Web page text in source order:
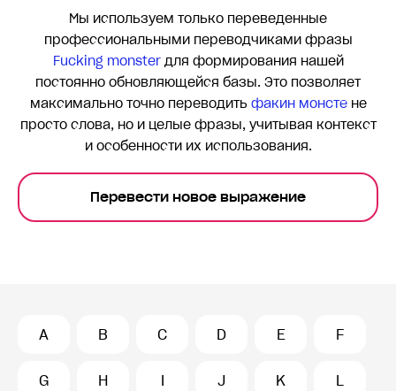
Мы используем только переведенные
профессиональными переводчиками фразы
Fucking monsterдля формирования нашей
постоянно обновляющейся базы. Это позволяет
максимально точно переводить факин монстене
просто слова, но и целые фразы, учитывая контекст
и особенности их использования.
Перевести новое выражение
A B C D E F
G H I J K L